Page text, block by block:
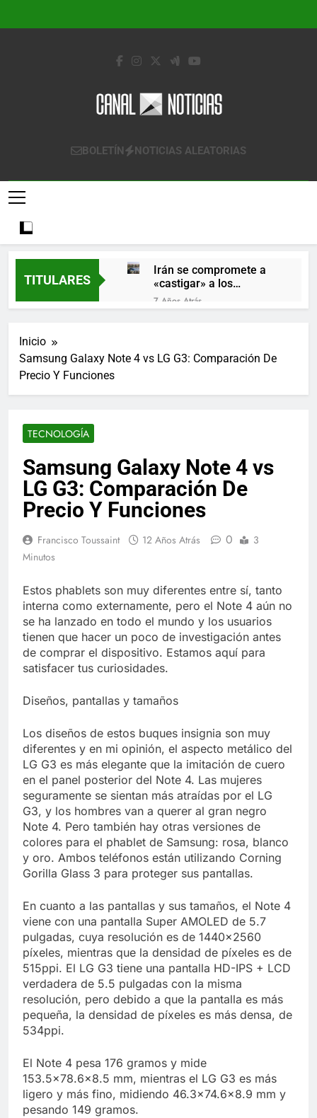
Canal Noticias
Canal Noticias
BOLETÍN NOTICIAS ALEATORIAS
TITULARES
Irán se compromete a
«castigar» a los
responsables de
derribar un avión
7 Años Atrás
diciembre
Los últimos paquetes
7 Años Atrás
La familia Kennedy
entierra a otro
miembro de la familia
7 Años Atrás
Cápsulas Ultra Max
Testo a Precios
Chile, Argentina,
Más
7 Años Atrás
en Línea
Pharma Flex RX en
México – Descuentos
Masivos en Mercado
Libre
7 Años Atrás
Crucero en México te
lleva a lugares
paranormales con
nocturna y reuniones de
7 Años Atrás
deepfake de Samsung
movimiento desde una
sola foto
Inicio
Samsung Galaxy Note 4 vs LG G3: Comparación De
Precio Y Funciones
TECNOLOGÍA
Samsung Galaxy Note 4 vs
LG G3: Comparación De
Precio Y Funciones
Francisco Toussaint 12 Años Atrás 0
3
Minutos
Estos phablets son muy diferentes entre sí, tanto
interna como externamente, pero el Note 4 aún no
se ha lanzado en todo el mundo y los usuarios
tienen que hacer un poco de investigación antes
de comprar el dispositivo. Estamos aquí para
satisfacer tus curiosidades.
Diseños, pantallas y tamaños
Los diseños de estos buques insignia son muy
diferentes y en mi opinión, el aspecto metálico del
LG G3 es más elegante que la imitación de cuero
en el panel posterior del Note 4. Las mujeres
seguramente se sientan más atraídas por el LG
G3, y los hombres van a querer al gran negro
Note 4. Pero también hay otras versiones de
colores para el phablet de Samsung: rosa, blanco
y oro. Ambos teléfonos están utilizando Corning
Gorilla Glass 3 para proteger sus pantallas.
En cuanto a las pantallas y sus tamaños, el Note 4
viene con una pantalla Super AMOLED de 5.7
pulgadas, cuya resolución es de 1440×2560
píxeles, mientras que la densidad de píxeles es de
515ppi. El LG G3 tiene una pantalla HD-IPS + LCD
verdadera de 5.5 pulgadas con la misma
resolución, pero debido a que la pantalla es más
pequeña, la densidad de píxeles es más densa, de
534ppi.
El Note 4 pesa 176 gramos y mide
153.5×78.6×8.5 mm, mientras el LG G3 es más
ligero y más fino, midiendo 46.3×74.6×8.9 mm y
pesando 149 gramos.